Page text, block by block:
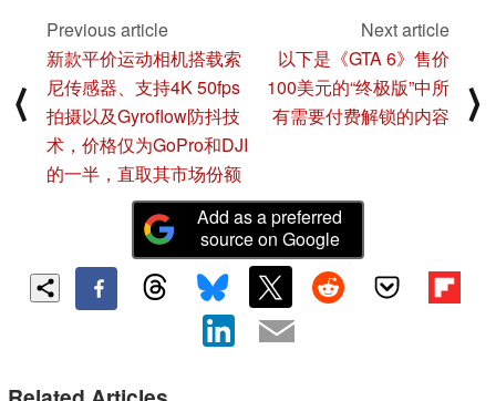
⟨
Previous article
新款平价运动相机搭载索
尼传感器、支持4K 50fps
拍摄以及Gyroflow防抖技
术，价格仅为GoPro和DJI
的一半，直取其市场份额
Next article
以下是《GTA 6》售价
100美元的“终极版”中所
有需要付费解锁的内容
⟩
Add as a preferred
source on Google